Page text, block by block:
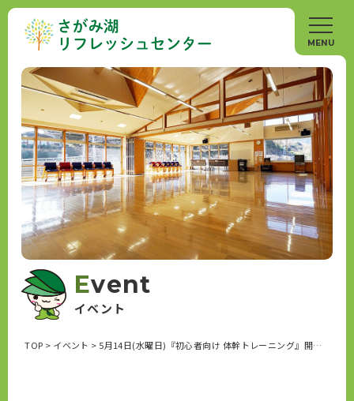
Event
イベント
TOP > イベント > 5月14日(水曜日)『初心者向け 体幹トレーニング』開催します